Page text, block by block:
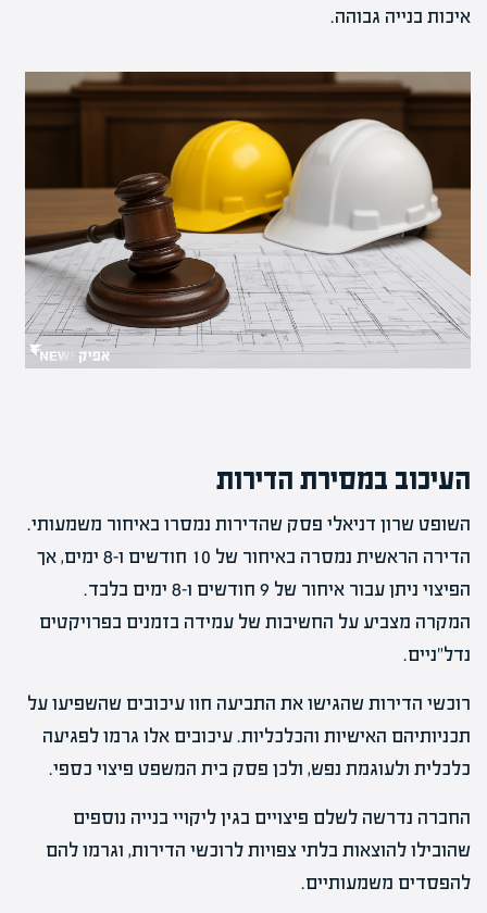
איכות בנייה גבוהה.
העיכוב במסירת הדירות
השופט שרון דניאלי פסק שהדירות נמסרו באיחור משמעותי.
הדירה הראשית נמסרה באיחור של 10 חודשים ו-8 ימים, אך
הפיצוי ניתן עבור איחור של 9 חודשים ו-8 ימים בלבד.
המקרה מצביע על החשיבות של עמידה בזמנים בפרויקטים
נדל"ניים.
רוכשי הדירות שהגישו את התביעה חוו עיכובים שהשפיעו על
תכניותיהם האישיות והכלכליות. עיכובים אלו גרמו לפגיעה
כלכלית ולעוגמת נפש, ולכן פסק בית המשפט פיצוי כספי.
החברה נדרשה לשלם פיצויים בגין ליקויי בנייה נוספים
שהובילו להוצאות בלתי צפויות לרוכשי הדירות, וגרמו להם
להפסדים משמעותיים.